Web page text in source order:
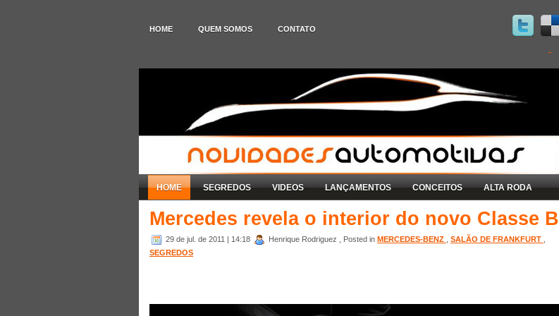
HOME QUEM SOMOS CONTATO
HOME SEGREDOS VIDEOS LANÇAMENTOS CONCEITOS ALTA RODA
Mercedes revela o interior do novo Classe B
29 de jul. de 2011 | 14:18 Henrique Rodriguez , Posted in MERCEDES-BENZ SALÃO DE FRANKFURT
SEGREDOS